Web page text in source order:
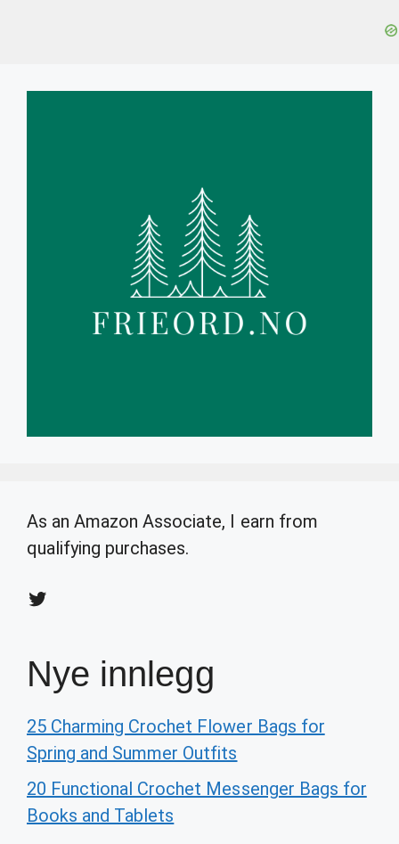
As an Amazon Associate, I earn from
qualifying purchases.
Twitter
Nye innlegg
25 Charming Crochet Flower Bags for
Spring and Summer Outfits
20 Functional Crochet Messenger Bags for
Books and Tablets